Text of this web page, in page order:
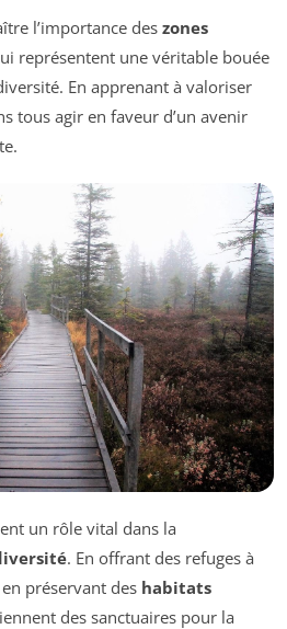
l’importance des zones
représentent une véritable bouée
En apprenant à valoriser
tous agir en faveur d’un avenir
un rôle vital dans la
. En offrant des refuges à
préservant des habitats
des sanctuaires pour la